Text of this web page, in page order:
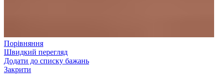
Порівняння
Швидкий перегляд
Додати до списку бажань
Закрити